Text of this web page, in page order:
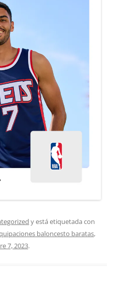
y está etiquetada con
baloncesto baratas,
7, 2023.